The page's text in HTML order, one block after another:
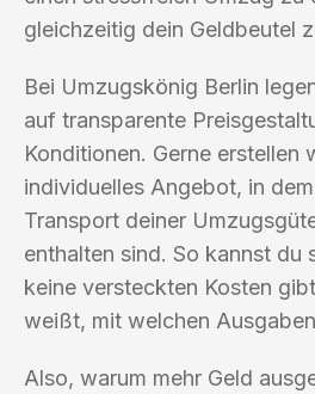
gleichzeitig dein Geldbeutel
Bei Umzugskönig Berlin
auf transparente
Konditionen. Gerne erstellen
individuelles Angebot, in
Transport deiner
enthalten sind. So kannst du
keine versteckten Kosten
weißt, mit welchen
Also, warum mehr Geld